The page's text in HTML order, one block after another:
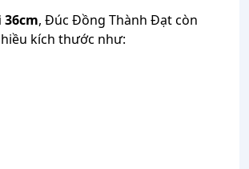
36cm, Đúc Đồng Thành Đạt còn
kích thước như: